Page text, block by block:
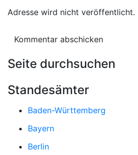
Adresse wird nicht veröffentlicht.
Seite durchsuchen
Standesämter
Baden-Württemberg
Bayern
Berlin